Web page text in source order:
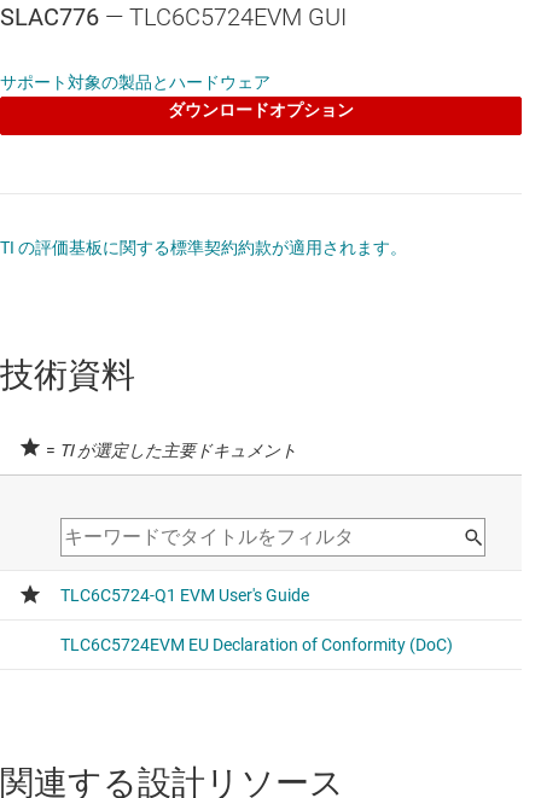
SLAC776 — TLC6C5724EVM GUI
サポート対象の製品とハードウェア
ダウンロードオプション
TI の評価基板に関する標準契約約款が適用されます。
技術資料
= TI が選定した主要ドキュメント
関連する設計リソース